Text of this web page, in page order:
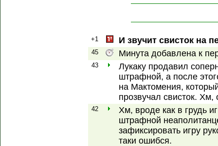
+1 И звучит свисток на
45 Минута добавлена к
43
Лукаку продавил
штрафной, а после
на Мактомения,
прозвучал свисток.
42
Хм, вроде как в грудь
штрафной
зафиксировать игру
таки ошибся.